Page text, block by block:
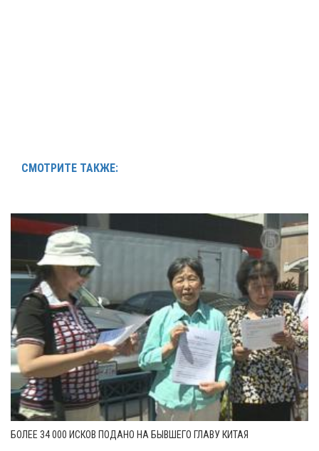
СМОТРИТЕ ТАКЖЕ:
БОЛЕЕ 34 000 ИСКОВ ПОДАНО НА БЫВШЕГО ГЛАВУ КИТАЯ